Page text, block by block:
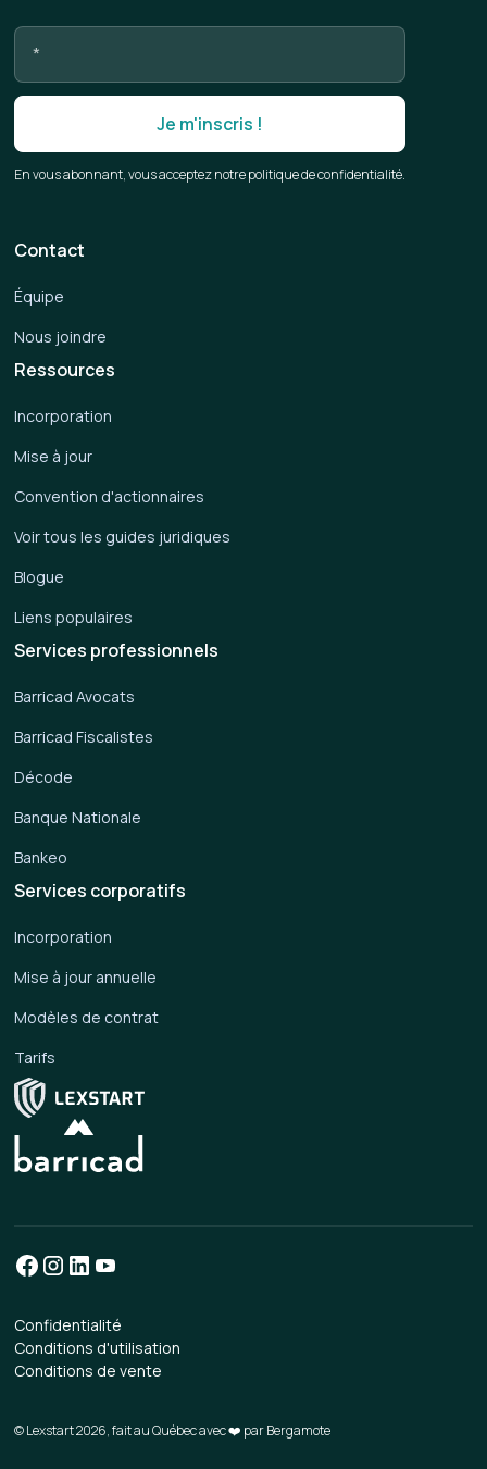
En vous abonnant, vous acceptez notre politique de confidentialité.
Services corporatifs
Incorporation
Mise à jour annuelle
Modèles de contrat
Tarifs
Services professionnels
Barricad Avocats
Barricad Fiscalistes
Décode
Banque Nationale
Bankeo
Ressources
Incorporation
Mise à jour
Convention d'actionnaires
Voir tous les guides juridiques
Blogue
Liens populaires
Contact
Équipe
Nous joindre
Confidentialité
Conditions d'utilisation
Conditions de vente
© Lexstart 2026, fait au Québec avec ❤️ parBergamote